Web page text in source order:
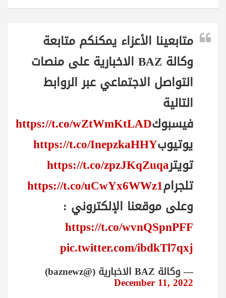
متابعينا الأعزاء يمكنكم متابعة
وكالة BAZ الاخبارية على منصات
التواصل الاجتماعي عبر الروابط
التالية
فيسبوكhttps://t.co/wZtWmKtLAD
يوتيوبhttps://t.co/InepzkaHHY
تويترhttps://t.co/zpzJKqZuqa
تلجرامhttps://t.co/uCwYx6WWz1
وعلى موقعنا الإلكتروني :
https://t.co/wvnQSpnPFF
pic.twitter.com/ibdkTl7qxj
— وكالة BAZ الاخبارية (@baznewz)
December 11, 2022